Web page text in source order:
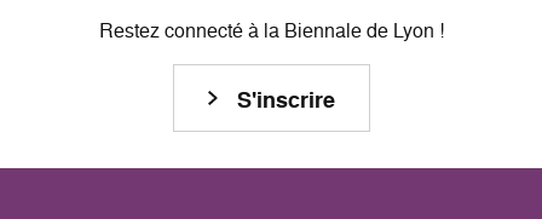
Restez connecté à la Biennale de Lyon !
S'inscrire